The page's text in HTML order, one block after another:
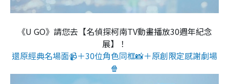
《U GO》請您去【名偵探柯南TV動畫播放30週年紀念
展】！
還原經典名場面📹＋30位角色同框📸＋原創限定感謝劇場
🍿